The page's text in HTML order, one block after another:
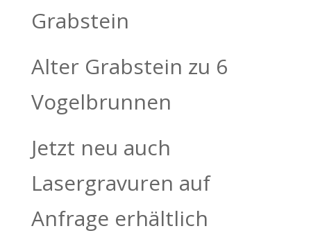
Grabstein
Alter Grabstein zu 6
Vogelbrunnen
Jetzt neu auch
Lasergravuren auf
Anfrage erhältlich